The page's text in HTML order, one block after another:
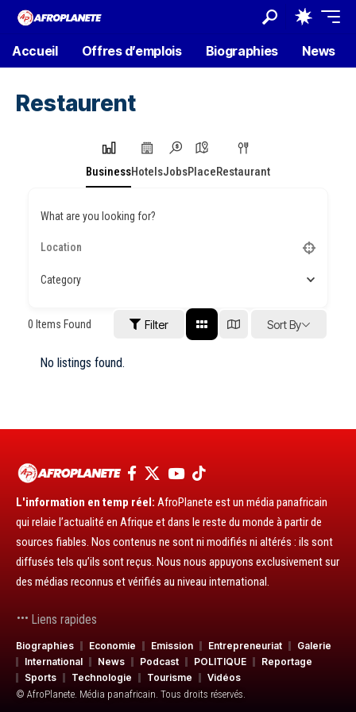
Accueil Offres d’emplois Biographies News
Restaurent
BusinessHotelsJobsPlaceRestaurant
What are you looking for?
Category
0 Items Found Filter Sort By
No listings found.
L'information en temp réel: AfroPlanete est un média panafricain
qui relaie l’actualité en Afrique et dans le reste du monde à partir de
sources fiables. Nos contenus ne sont ni modifiés ni altérés : ils sont
diffusés tels qu’ils sont reçus. Nous nous appuyons exclusivement sur
des médias reconnus et vérifiés au niveau international.
Liens rapides
Biographies Economie Emission Entrepreneuriat
Galerie
International
News Podcast POLITIQUE
Reportage
Sports
Technologie Tourisme
Vidéos
© AfroPlanete. Média panafricain. Tous droits réservés.